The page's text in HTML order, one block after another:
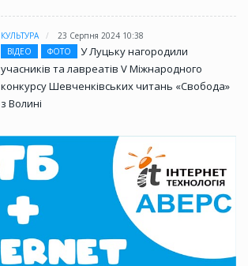
КУЛЬТУРА
23 Серпня 2024 10:38
ВІДЕО
ФОТО
У Луцьку нагородили
учасників та лавреатів V Міжнародного
конкурсу Шевченківських читань «Свобода»
з Волині